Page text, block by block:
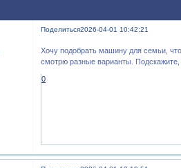
Поделиться2026-04-01 10:42:21
Хочу подобрать машину для семьи,
смотрю разные варианты. Подскажите,
0